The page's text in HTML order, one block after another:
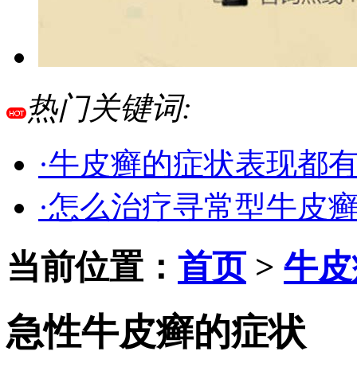
热门关键词:
·牛皮癣的症状表现都
·怎么治疗寻常型牛皮
当前位置： 首页> 牛
急性牛皮癣的症状